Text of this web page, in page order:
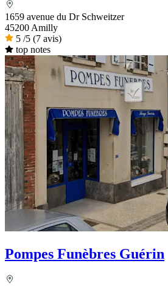
1659 avenue du Dr Schweitzer
45200 Amilly
5 /5 (7 avis)
top notes
Pompes Funèbres Guérin